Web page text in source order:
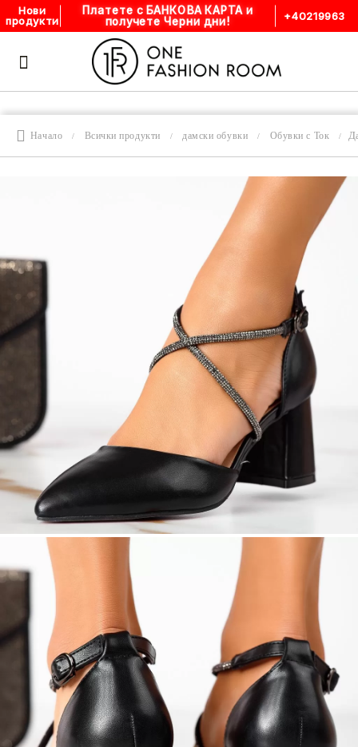
Нови
продукти
Платете с БАНКОВА КАРТА и
получете Черни дни!
+40219963
Начало Всички продукти дамски обувки Обувки с Ток